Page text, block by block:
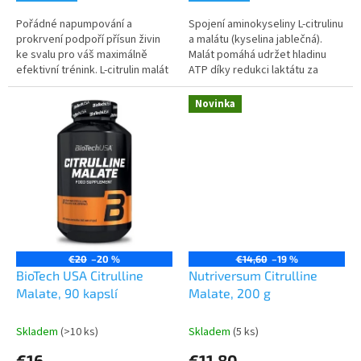
Pořádné napumpování a
prokrvení podpoří přísun živin
ke svalu pro váš maximálně
efektivní trénink. L-citrulin malát
je unikátní kombinací
aminokyseliny L-citrulinu a
Spojení aminokyseliny L-citrulinu
a malátu (kyselina jablečná).
Malát pomáhá udržet hladinu
ATP díky redukci laktátu za
účelem lepší regenerace svalů
po výkonu.
€20 –20 %
BioTech USA Citrulline
Malate, 90 kapslí
Skladem (>10 ks)
Novinka
€14,60 –19 %
Nutriversum Citrulline
Malate, 200 g
Skladem (5 ks)